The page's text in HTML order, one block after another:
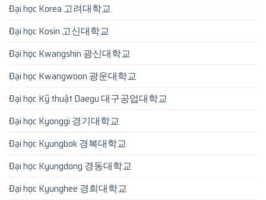
Đại học Korea 고려대학교
Đại học Kosin 고신대학교
Đại học Kwangshin 광신대학교
Đại học Kwangwoon 광운대학교
Đại học Kỹ thuật Daegu 대구공업대학교
Đại học Kyonggi 경기대학교
Đại học Kyungbok 경복대학교
Đại học Kyungdong 경동대학교
Đại học Kyunghee 경희대학교